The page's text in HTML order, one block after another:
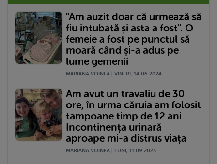
"Am auzit doar că urmează să
fiu intubată și asta a fost". O
femeie a fost pe punctul să
moară când și-a adus pe
lume gemenii
MARIANA VOINEA | VINERI, 14.06.2024
Am avut un travaliu de 30
ore, în urma căruia am folosit
tampoane timp de 12 ani.
Incontinența urinară
aproape mi-a distrus viața
MARIANA VOINEA | LUNI, 11.09.2023